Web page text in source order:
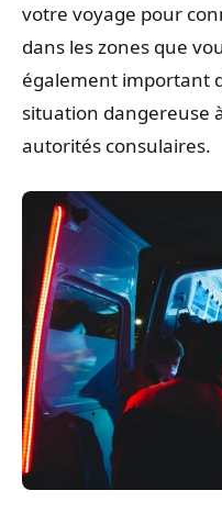
votre voyage pour
dans les zones que
également important
situation dangereuse
autorités consulaires.